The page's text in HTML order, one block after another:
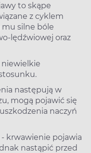
to skąpe
z cyklem
mu silne bóle
lędźwiowej oraz
niewielkie
następują w
mogą pojawić się
naczyń
- krwawienie pojawia
nastąpić przed